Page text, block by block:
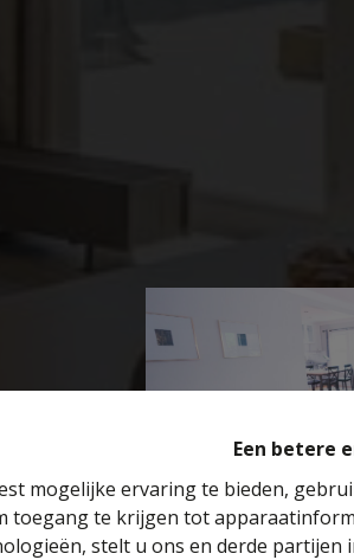
Een betere
mogelijke ervaring te bieden,
toegang te krijgen tot
stelt u ons en derdeBenieuwd naar